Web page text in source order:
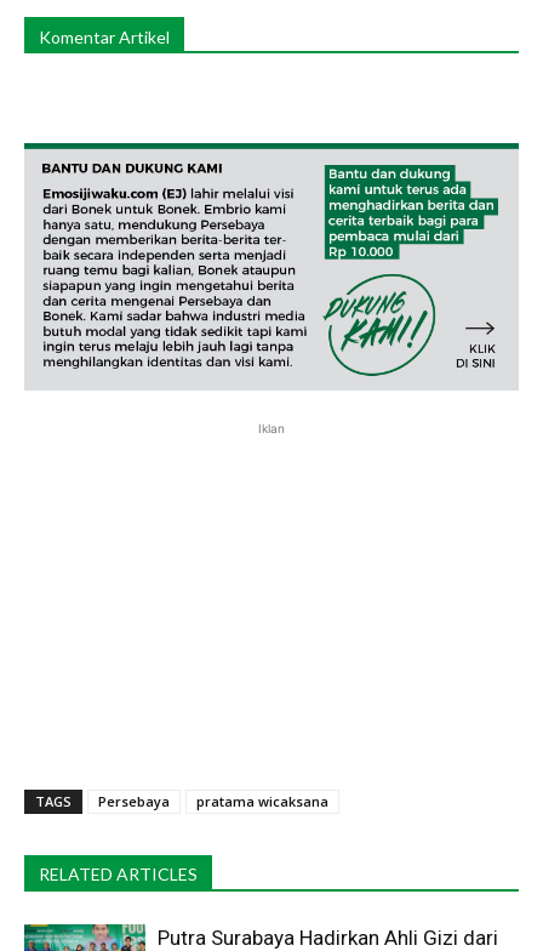
Komentar Artikel
Iklan
TAGS Persebaya pratama wicaksana
RELATED ARTICLES
Putra Surabaya Hadirkan Ahli Gizi dari